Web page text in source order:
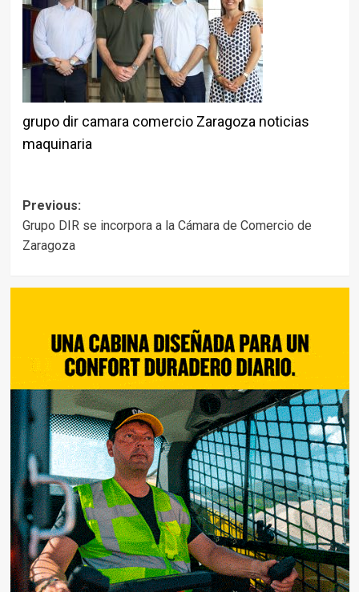
grupo dir camara comercio Zaragoza noticias
maquinaria
Post
navigation
Previous:
Grupo DIR se incorpora a la Cámara de Comercio de
Zaragoza